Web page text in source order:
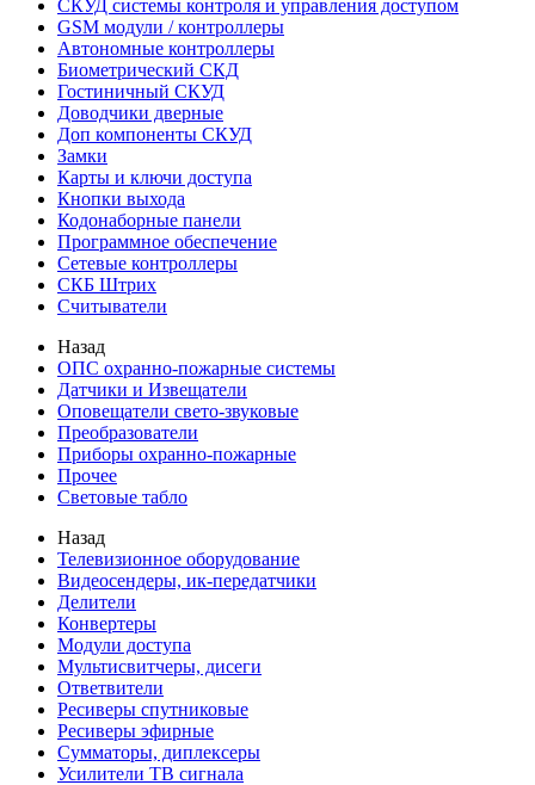
СКУД системы контроля и управления доступом
GSM модули / контроллеры
Автономные контроллеры
Биометрический СКД
Гостиничный СКУД
Доводчики дверные
Доп компоненты СКУД
Замки
Карты и ключи доступа
Кнопки выхода
Кодонаборные панели
Программное обеспечение
Сетевые контроллеры
СКБ Штрих
Считыватели
Назад
ОПС охранно-пожарные системы
Датчики и Извещатели
Оповещатели свето-звуковые
Преобразователи
Приборы охранно-пожарные
Прочее
Световые табло
Назад
Телевизионное оборудование
Видеосендеры, ик-передатчики
Делители
Конвертеры
Модули доступа
Мультисвитчеры, дисеги
Ответвители
Ресиверы спутниковые
Ресиверы эфирные
Сумматоры, диплексеры
Усилители ТВ сигнала